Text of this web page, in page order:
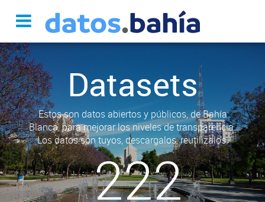
Datasets
Estos son datos abiertos y públicos, de Bahía
Blanca, para mejorar los niveles de transparencia.
Los datos son tuyos, descargalos, reutilizalos.
222